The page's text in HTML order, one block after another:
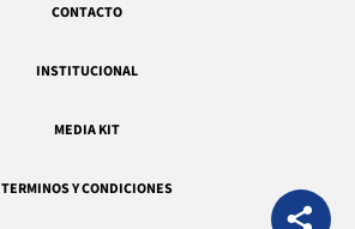
CONTACTO
INSTITUCIONAL
MEDIA KIT
TERMINOS Y CONDICIONES